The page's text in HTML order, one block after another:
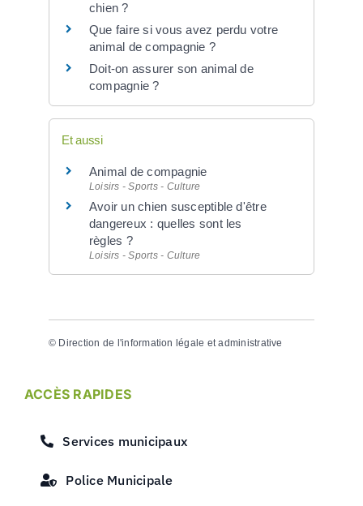
chien ?
Que faire si vous avez perdu votre
animal de compagnie ?
Doit-on assurer son animal de
compagnie ?
Et aussi
Animal de compagnie
Loisirs - Sports - Culture
Avoir un chien susceptible d'être
dangereux : quelles sont les
règles ?
Loisirs - Sports - Culture
© Direction de l'information légale et administrative
ACCÈS RAPIDES
Services municipaux
Police Municipale